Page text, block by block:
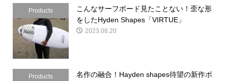
Products
こんなサーフボード見たことない！歪な形
をしたHyden Shapes「VIRTUE」
2023.08.20
Products
名作の融合！Hayden shapes待望の新作ボ